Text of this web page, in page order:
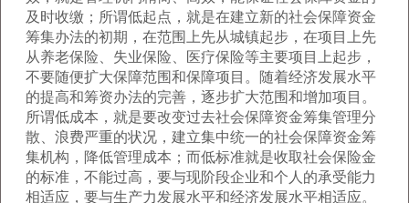
及时收缴；所谓低起点，就是在建立新的社会保障资金
筹集办法的初期，在范围上先从城镇起步，在项目上先
从养老保险、失业保险、医疗保险等主要项目上起步，
不要随便扩大保障范围和保障项目。随着经济发展水平
的提高和筹资办法的完善，逐步扩大范围和增加项目。
所谓低成本，就是要改变过去社会保障资金筹集管理分
散、浪费严重的状况，建立集中统一的社会保障资金筹
集机构，降低管理成本；而低标准就是收取社会保险金
的标准，不能过高，要与现阶段企业和个人的承受能力
相适应，要与生产力发展水平和经济发展水平相适应。